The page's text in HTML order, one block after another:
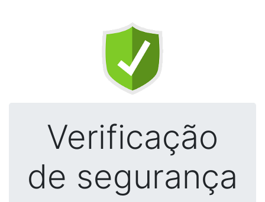
Verificação
de segurança